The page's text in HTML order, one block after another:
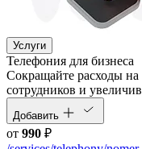
Услуги
Телефония для бизнеса
Cокращайте расходы на
сотрудников и
Добавить
от 990 ₽